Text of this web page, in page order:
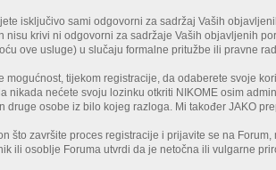
isključivo sami odgovorni za sadržaj Vaših
nisu krivi ni odgovorni za sadržaje Vaših objavljenih
ove usluge) u slučaju formalne pritužbe ili pravne
mogućnost, tijekom registracije, da odaberete svoje
nikada nećete svoju lozinku otkriti NIKOME osim
druge osobe iz bilo kojeg razloga. Mi također JAKO
što završite proces registracije i prijavite se na
ili osoblje Foruma utvrdi da je netočna ili vulgarne